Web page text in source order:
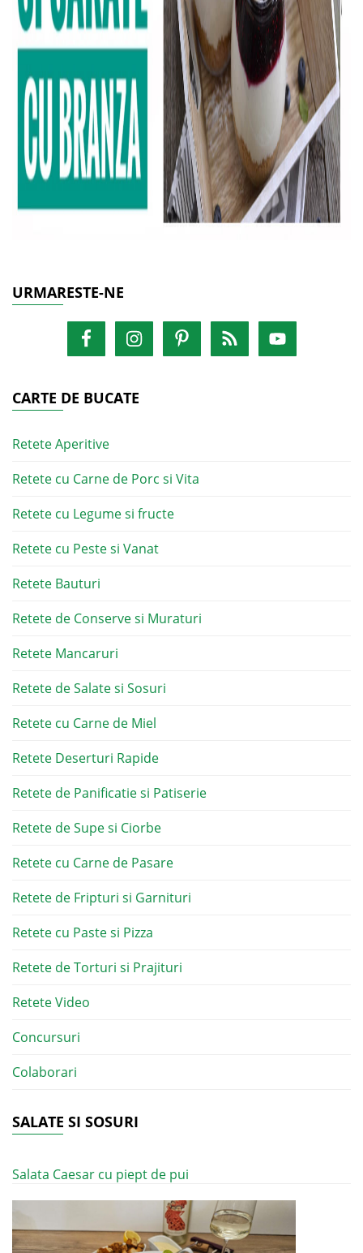
URMARESTE-NE
CARTE DE BUCATE
Retete Aperitive
Retete cu Carne de Porc si Vita
Retete cu Legume si fructe
Retete cu Peste si Vanat
Retete Bauturi
Retete de Conserve si Muraturi
Retete Mancaruri
Retete de Salate si Sosuri
Retete cu Carne de Miel
Retete Deserturi Rapide
Retete de Panificatie si Patiserie
Retete de Supe si Ciorbe
Retete cu Carne de Pasare
Retete de Fripturi si Garnituri
Retete cu Paste si Pizza
Retete de Torturi si Prajituri
Retete Video
Concursuri
Colaborari
SALATE SI SOSURI
Salata Caesar cu piept de pui